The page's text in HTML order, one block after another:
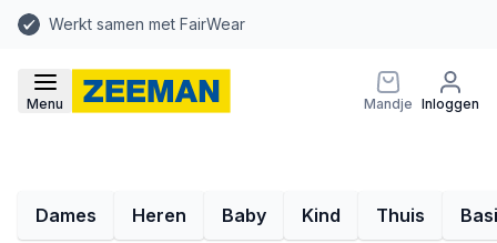
Werkt samen met FairWear
Menu Mandje Inloggen
Dames Heren Baby Kind Thuis